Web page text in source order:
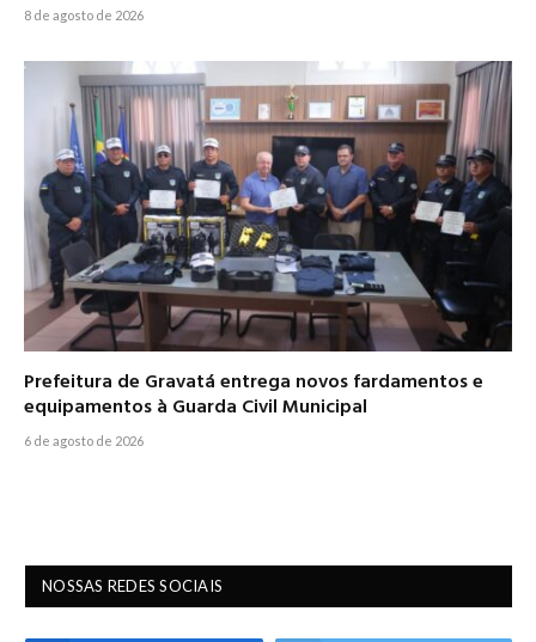
8 de agosto de 2026
Prefeitura de Gravatá entrega novos fardamentos e
equipamentos à Guarda Civil Municipal
6 de agosto de 2026
NOSSAS REDES SOCIAIS